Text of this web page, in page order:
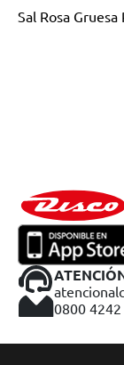
Sal Rosa
0800 4242